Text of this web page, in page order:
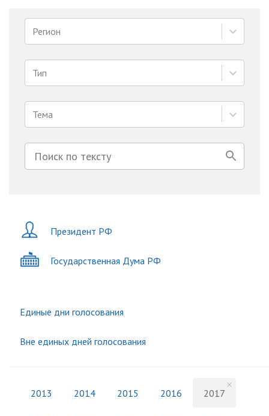
Регион
Тип
Тема
Президент РФ
Государственная Дума РФ
Единые дни голосования
Вне единых дней голосования
2013 2014 2015 2016 2017